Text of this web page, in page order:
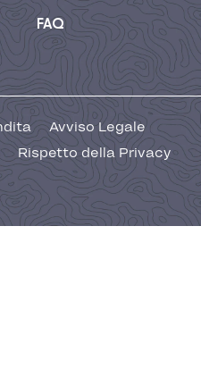
FAQ
Avviso Legale
Rispetto della Privacy